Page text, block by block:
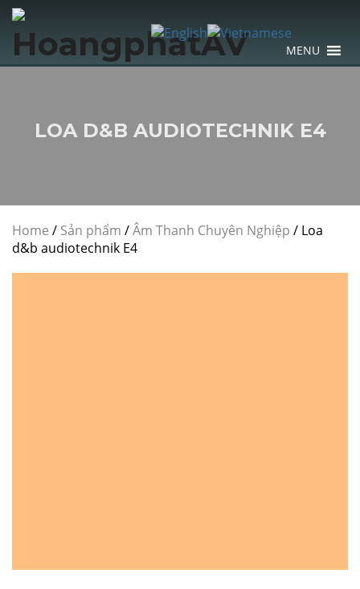
MENU
LOA D&B AUDIOTECHNIK E4
Home / Sản phẩm /Âm Thanh Chuyên Nghiệp / Loa
d&b audiotechnik E4